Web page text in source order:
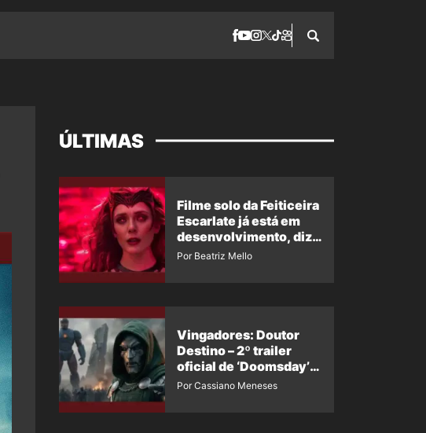
ÚLTIMAS
Filme solo da Feiticeira
Escarlate já está em
desenvolvimento, diz
insider
Por Beatriz Mello
Vingadores: Doutor
Destino – 2º trailer
oficial de ‘Doomsday’
ganha nova data para
Por Cassiano Meneses